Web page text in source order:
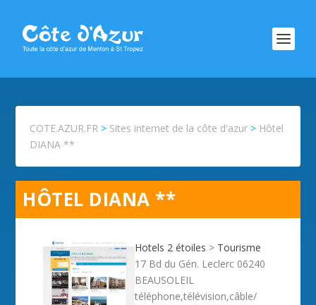
COTE.AZUR.FR > Sites internet de la côte d'azur > Hôtel
DIANA **
HÔTEL DIANA **
Hotels 2 étoiles > Tourisme
17 Bd du Gén. Leclerc 06240
BEAUSOLEIL
téléphone,télévision,câble/